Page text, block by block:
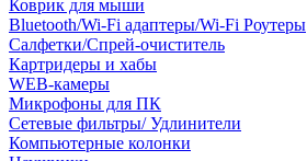
Коврик для мыши
Bluetooth/Wi-Fi адаптеры/Wi-Fi Роутеры
Салфетки/Спрей-очиститель
Картридеры и хабы
WEB-камеры
Микрофоны для ПК
Сетевые фильтры/ Удлинители
Компьютерные колонки